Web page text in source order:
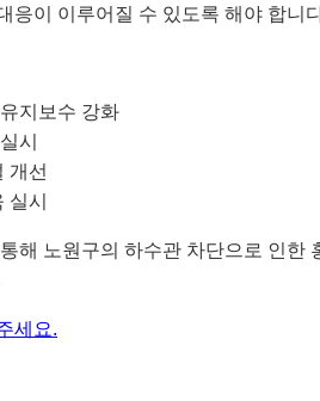
응이 이루어질 수 있도록 해야 합니
지보수 강화
시
개선
실시
해 노원구의 하수관 차단으로 인한
세요.